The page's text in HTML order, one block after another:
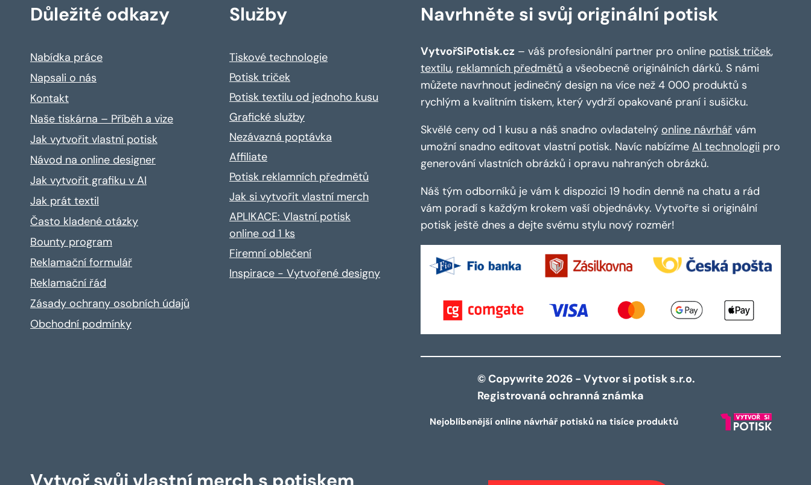
Důležité odkazy
Nabídka práce
Napsali o nás
Kontakt
Naše tiskárna – Příběh a vize
Jak vytvořit vlastní potisk
Návod na online designer
Jak vytvořit grafiku v AI
Jak prát textil
Často kladené otázky
Bounty program
Reklamační formulář
Reklamační řád
Zásady ochrany osobních údajů
Obchodní podmínky
Služby
Tiskové technologie
Potisk triček
Potisk textilu od jednoho kusu
Grafické služby
Nezávazná poptávka
Affiliate
Potisk reklamních předmětů
Jak si vytvořit vlastní merch
APLIKACE: Vlastní potisk
online od 1 ks
Firemní oblečení
Inspirace - Vytvořené designy
Navrhněte si svůj originální potisk
VytvořSiPotisk.cz – váš profesionální partner pro online potisk triček,
textilu, reklamních předmětů a všeobecně originálních dárků. S námi
můžete navrhnout jedinečný design na více než 4 000 produktů s
rychlým a kvalitním tiskem, který vydrží opakované praní i sušičku.
Skvělé ceny od 1 kusu a náš snadno ovladatelný online návrhář vám
umožní snadno editovat vlastní potisk. Navíc nabízíme AI technologii pro
generování vlastních obrázků i opravu nahraných obrázků.
Náš tým odborníků je vám k dispozici 19 hodin denně na chatu a rád
vám poradí s každým krokem vaší objednávky. Vytvořte si originální
potisk ještě dnes a dejte svému stylu nový rozměr!
© Copywrite 2026 - Vytvor si potisk s.r.o.
Registrovaná ochranná známka
Nejoblíbenější online návrhář potisků na tisíce produktů